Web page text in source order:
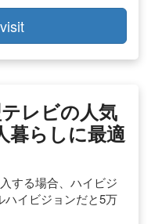
テレビの人気
暮らしに最適
する場合、ハイビジ
ハイビジョンだと5万